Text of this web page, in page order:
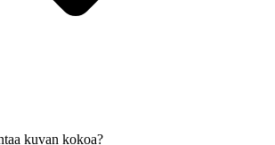
kuvan kokoa?